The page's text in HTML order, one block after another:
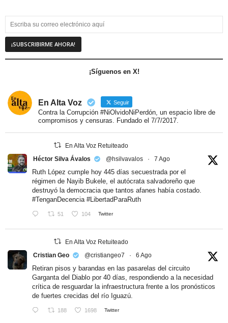
¡Síguenos en X!
En Alta Voz Seguir
Contra la Corrupción #NiOlvidoNiPerdón, un espacio libre de
compromisos y censuras. Fundado el 7/7/2017.
En Alta Voz Retuiteado
Héctor Silva Ávalos
@hsilvavalos · 7 Ago
Ruth López cumple hoy 445 días secuestrada por el
régimen de Nayib Bukele, el autócrata salvadoreño que
destruyó la democracia que tantos afanes había costado.
#TenganDecencia #LibertadParaRuth
51 104 Twitter
En Alta Voz Retuiteado
Cristian Geo
@cristiangeo7 · 6 Ago
Retiran pisos y barandas en las pasarelas del circuito
Garganta del Diablo por 40 días, respondiendo a la necesidad
crítica de resguardar la infraestructura frente a los pronósticos
de fuertes crecidas del río Iguazú.
188 1698 Twitter